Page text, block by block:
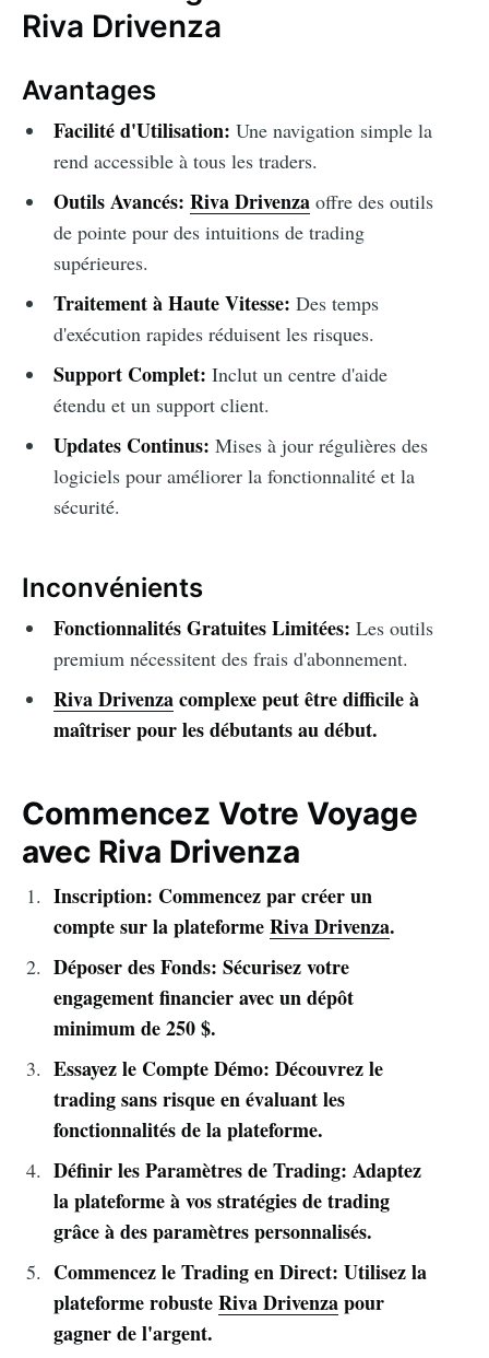
Riva Drivenza
Avantages
Facilité d'Utilisation: Une navigation simple la
rend accessible à tous les traders.
Outils Avancés: Riva Drivenzaoffre des outils
de pointe pour des intuitions de trading
supérieures.
Traitement à Haute Vitesse: Des temps
d'exécution rapides réduisent les risques.
Support Complet: Inclut un centre d'aide
étendu et un support client.
Updates Continus: Mises à jour régulières des
logiciels pour améliorer la fonctionnalité et la
sécurité.
Inconvénients
Fonctionnalités Gratuites Limitées: Les outils
premium nécessitent des frais d'abonnement.
Riva Drivenzacomplexe peut être difficile à
maîtriser pour les débutants au début.
Commencez Votre Voyage
avec Riva Drivenza
Inscription: Commencez par créer un
compte sur la plateformeRiva Drivenza.
Déposer des Fonds: Sécurisez votre
engagement financier avec un dépôt
minimum de 250 $.
Essayez le Compte Démo: Découvrez le
trading sans risque en évaluant les
fonctionnalités de la plateforme.
Définir les Paramètres de Trading: Adaptez
la plateforme à vos stratégies de trading
grâce à des paramètres personnalisés.
Commencez le Trading en Direct: Utilisez la
plateforme robusteRiva Drivenzapour
gagner de l'argent.